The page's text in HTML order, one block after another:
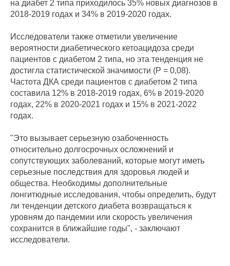
на диабет 2 типа приходилось 35% новых диагнозов в
2018-2019 годах и 34% в 2019-2020 годах.
Исследователи также отметили увеличение
вероятности диабетического кетоацидоза среди
пациентов с диабетом 2 типа, но эта тенденция не
достигла статистической значимости (P = 0,08).
Частота ДКА среди пациентов с диабетом 2 типа
составила 12% в 2018-2019 годах, 6% в 2019-2020
годах, 22% в 2020-2021 годах и 15% в 2021-2022
годах.
"Это вызывает серьезную озабоченность
относительно долгосрочных осложнений и
сопутствующих заболеваний, которые могут иметь
серьезные последствия для здоровья людей и
общества. Необходимы дополнительные
лонгитюдные исследования, чтобы определить, будут
ли тенденции детского диабета возвращаться к
уровням до пандемии или скорость увеличения
сохранится в ближайшие годы", - заключают
исследователи.